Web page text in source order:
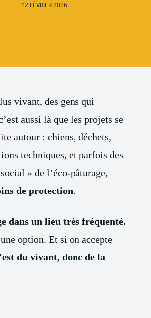
12 FÉVRIER 2026
vivant, des gens qui
aussi là que les projets se
autour : chiens, déchets,
techniques, et parfois des
» de l’éco-pâturage,
de protection.
dans un lieu très fréquenté.
option. Et si on accepte
du vivant, donc de la